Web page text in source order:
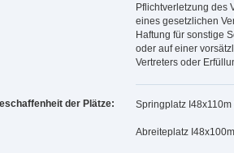
Pflichtverletzung des
eines gesetzlichen
Haftung für sonstige
oder auf einer
Vertreters oder
der Plätze: Springplatz
Abreiteplatz